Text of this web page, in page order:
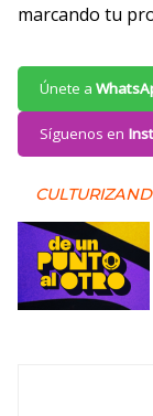
marcando tu
Únete a
Síguenos en